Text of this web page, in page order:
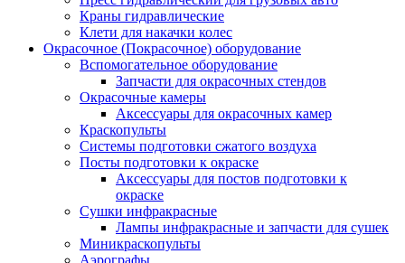
Краны гидравлические
Клети для накачки колес
Окрасочное (Покрасочное) оборудование
Вспомогательное оборудование
Запчасти для окрасочных стендов
Окрасочные камеры
Аксессуары для окрасочных камер
Краскопульты
Системы подготовки сжатого воздуха
Посты подготовки к окраске
Аксессуары для постов подготовки к
окраске
Сушки инфракрасные
Лампы инфракрасные и запчасти для сушек
Миникраскопульты
Аэрографы